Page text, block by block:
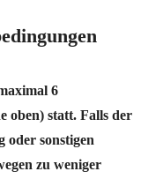
6
oben) statt. Falls der
sonstigen
zu weniger